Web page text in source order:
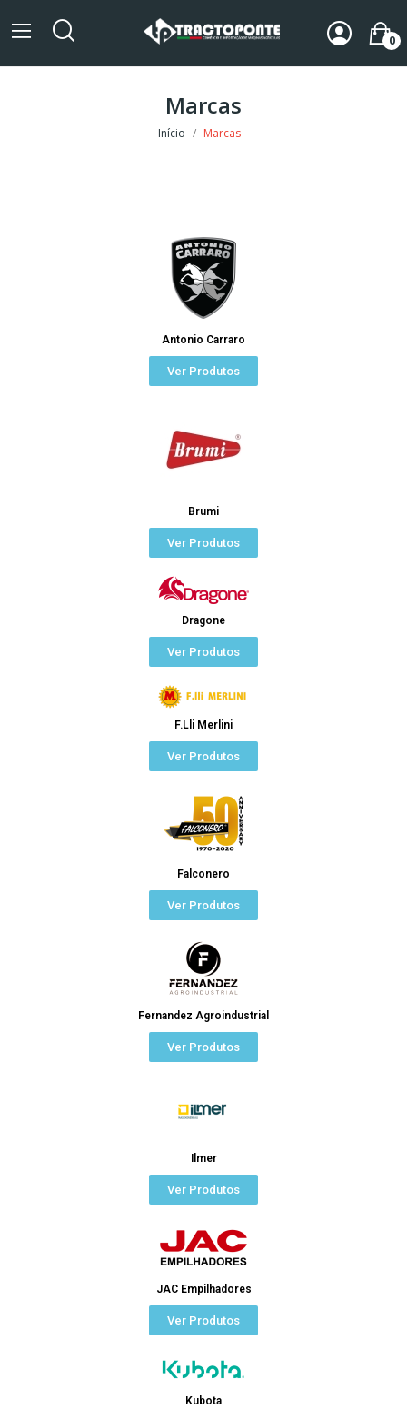
0
Marcas
Início Marcas
Antonio Carraro
Ver Produtos
Brumi
Ver Produtos
Dragone
Ver Produtos
F.Lli Merlini
Ver Produtos
Falconero
Ver Produtos
Fernandez Agroindustrial
Ver Produtos
Ilmer
Ver Produtos
JAC Empilhadores
Ver Produtos
Kubota